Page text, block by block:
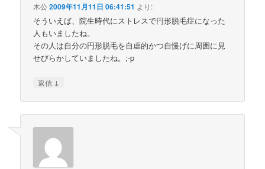
木公2009年11月11日 06:41:51 より:
そういえば、院生時代にストレスで円形脱毛症になった
人もいましたね。
その人は自分の円形脱毛を自虐的かつ自慢げに周囲に見
せびらかしていましたね。;-p
返信 ↓